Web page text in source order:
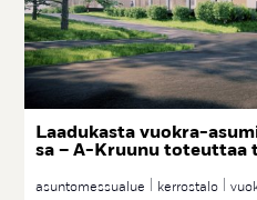
Laa­du­kas­ta vuok­ra-
sa – A-Kruu­nu
asuntomessualue kerrostalo